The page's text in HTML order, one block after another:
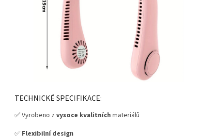
TECHNICKÉ SPECIFIKACE:
✅ Vyrobeno z vysoce kvalitních materiálů
✅ Flexibilní design